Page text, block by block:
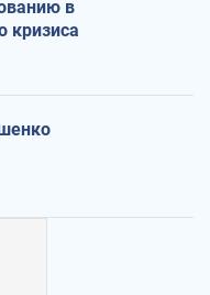
в
кризиса